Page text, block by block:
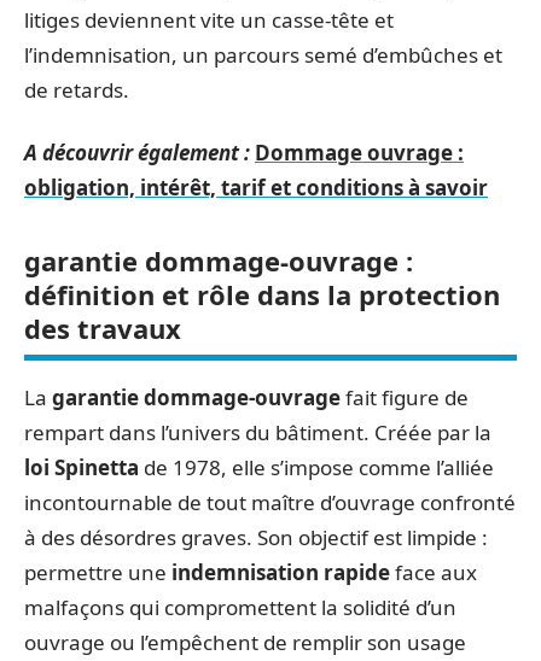
litiges deviennent vite un casse-tête et
l’indemnisation, un parcours semé d’embûches et
de retards.
A découvrir également : Dommage ouvrage :
obligation, intérêt, tarif et conditions à savoir
garantie dommage-ouvrage :
définition et rôle dans la protection
des travaux
La garantie dommage-ouvragefait figure de
rempart dans l’univers du bâtiment. Créée par la
loi Spinetta de 1978, elle s’impose comme l’alliée
incontournable de tout maître d’ouvrage confronté
à des désordres graves. Son objectif est limpide :
permettre une indemnisation rapideface aux
malfaçons qui compromettent la solidité d’un
ouvrage ou l’empêchent de remplir son usage